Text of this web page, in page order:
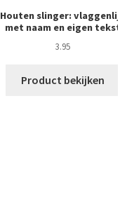
Houten slinger: vlaggenlijn
met naam en eigen tekst
3.95
Product bekijken